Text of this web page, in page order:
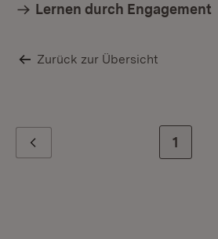
Lernen durch Engagement
Zurück zur Übersicht
Zur
1